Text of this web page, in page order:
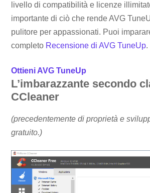
livello di compatibilità e licenze
importante di ciò che rende AVG
pulitore per appassionati. Puoi
completo Recensione di AVG TuneUp.
Ottieni AVG TuneUp
L’imbarazzante secondo
CCleaner
(precedentemente di proprietà e
gratuito.)